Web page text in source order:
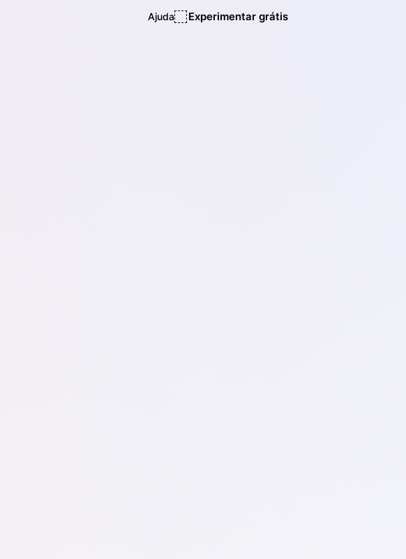
Ajuda Experimentar grátis